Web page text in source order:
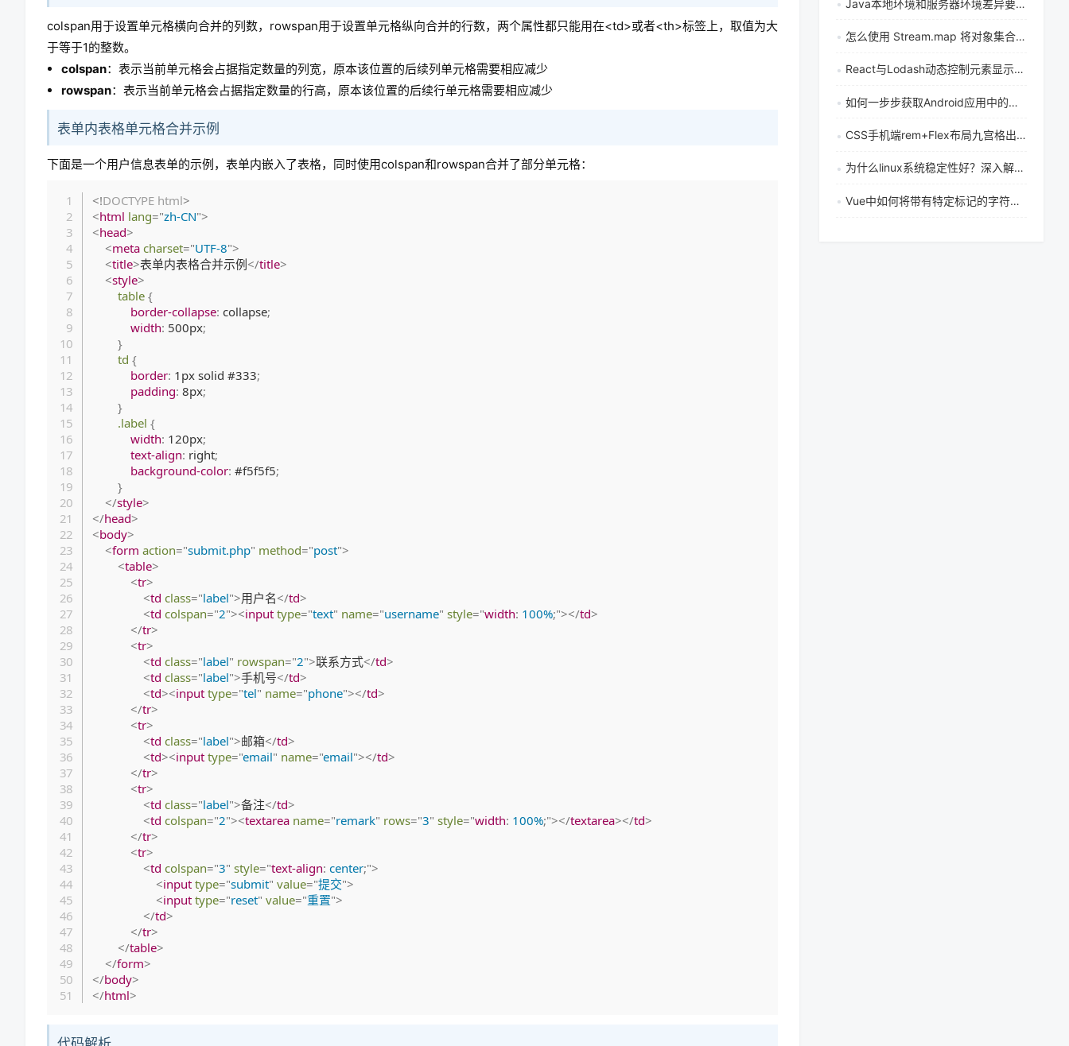
colspan用于设置单元格横向合并的列数，rowspan用于设置单元格纵向合并的行数，两个属性都只能用在<td>或者<th>标签上，取值为大
于等于1的整数。
colspan：表示当前单元格会占据指定数量的列宽，原本该位置的后续列单元格需要相应减少
rowspan：表示当前单元格会占据指定数量的行高，原本该位置的后续行单元格需要相应减少
表单内表格单元格合并示例
下面是一个用户信息表单的示例，表单内嵌入了表格，同时使用colspan和rowspan合并了部分单元格：
<!DOCTYPE html>
<html lang="zh-CN">
<head>
<meta charset="UTF-8">
<title>表单内表格合并示例</title>
<style>
table {
border-collapse: collapse;
width: 500px;
}
td {
border: 1px solid #333;
padding: 8px;
}
.label {
width: 120px;
text-align: right;
background-color: #f5f5f5;
}
</style>
</head>
<body>
<form action="submit.php" method="post">
<table>
<tr>
<td class="label">用户名</td>
<td colspan="2"><input type="text" name="username" style="width: 100%;"></td>
</tr>
<tr>
<td class="label" rowspan="2">联系方式</td>
<td class="label">手机号</td>
<td><input type="tel" name="phone"></td>
</tr>
<tr>
<td class="label">邮箱</td>
<td><input type="email" name="email"></td>
</tr>
<tr>
<td class="label">备注</td>
<td colspan="2"><textarea name="remark" rows="3" style="width: 100%;"></textarea></td>
</tr>
<tr>
<td colspan="3" style="text-align: center;">
<input type="submit" value="提交">
<input type="reset" value="重置">
</td>
</tr>
</table>
</form>
</body>
</html>
Java本地环境和服务器环境差异要怎么处理
怎么使用 Stream.map 将对象集合中的特定属性提取为新的列表
React与Lodash动态控制元素显示/隐藏：从基础到进阶的完整实现方案
如何一步步获取Android应用中的用户当前位置
CSS手机端rem+Flex布局九宫格出现缝隙如何解决？
为什么linux系统稳定性好？深入解析其底层设计优势
Vue中如何将带有特定标记的字符串渲染为动态组件如router-link